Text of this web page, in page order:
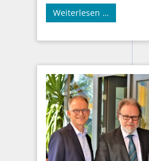
Weiterlesen …